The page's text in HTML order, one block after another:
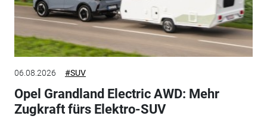
06.08.2026 #SUV
Opel Grandland Electric AWD: Mehr
Zugkraft fürs Elektro-SUV